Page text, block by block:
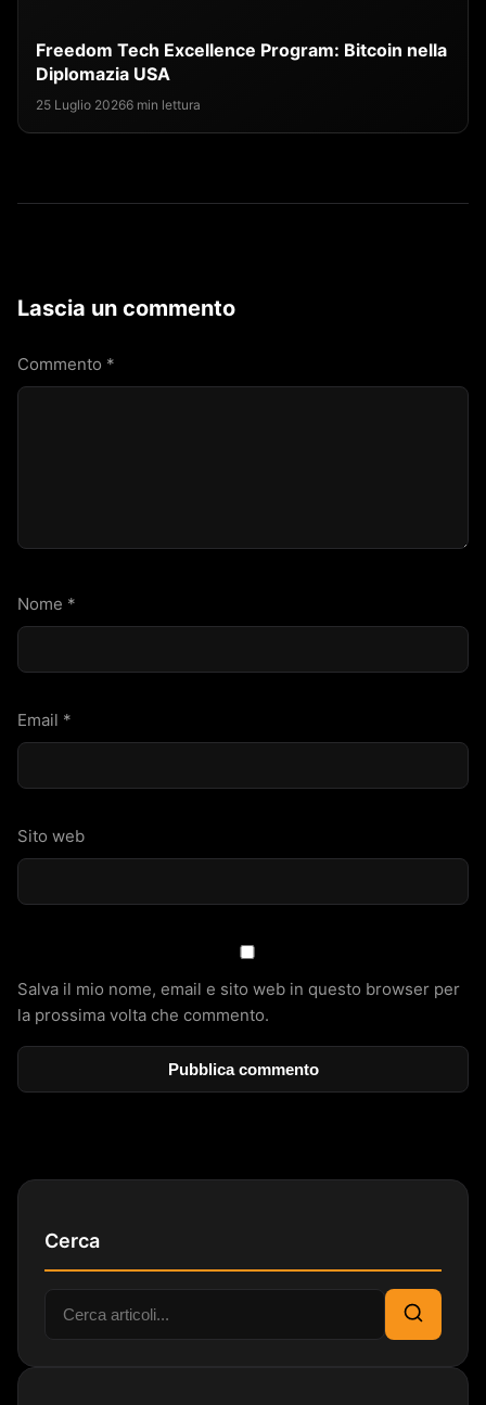
Freedom Tech Excellence Program: Bitcoin nella
Diplomazia USA
25 Luglio 20266 min lettura
Lascia un commento
Commento *
Nome *
Email *
Sito web
Salva il mio nome, email e sito web in questo browser per
la prossima volta che commento.
Cerca
Cerca:
Cerca